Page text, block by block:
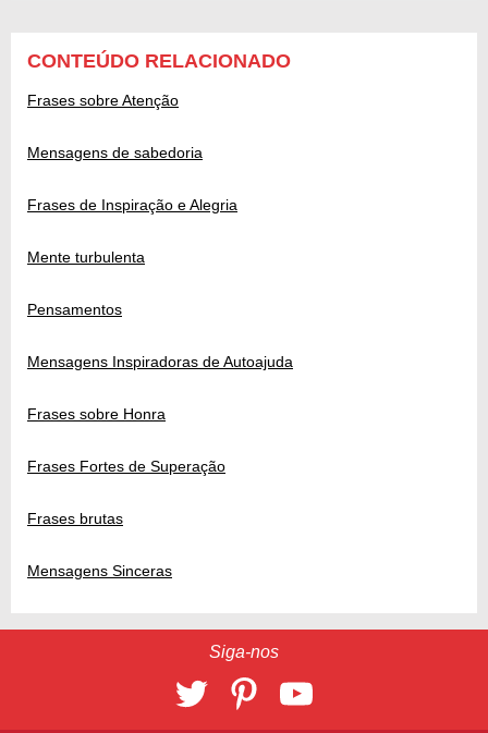
CONTEÚDO RELACIONADO
Frases sobre Atenção
Mensagens de sabedoria
Frases de Inspiração e Alegria
Mente turbulenta
Pensamentos
Mensagens Inspiradoras de Autoajuda
Frases sobre Honra
Frases Fortes de Superação
Frases brutas
Mensagens Sinceras
Siga-nos